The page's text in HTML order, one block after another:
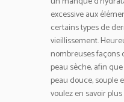
excessiveauxélé
certainstypesde
vieillissement.Heure
nombreusesfaçons
peau sèche,afin que
peau douce,souple
voulez en savoir plus